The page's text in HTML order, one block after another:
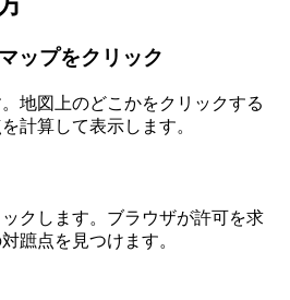
ップをクリック
地図上のどこかをクリックする
計算して表示します。
ックします。ブラウザが許可を求
蹠点を見つけます。